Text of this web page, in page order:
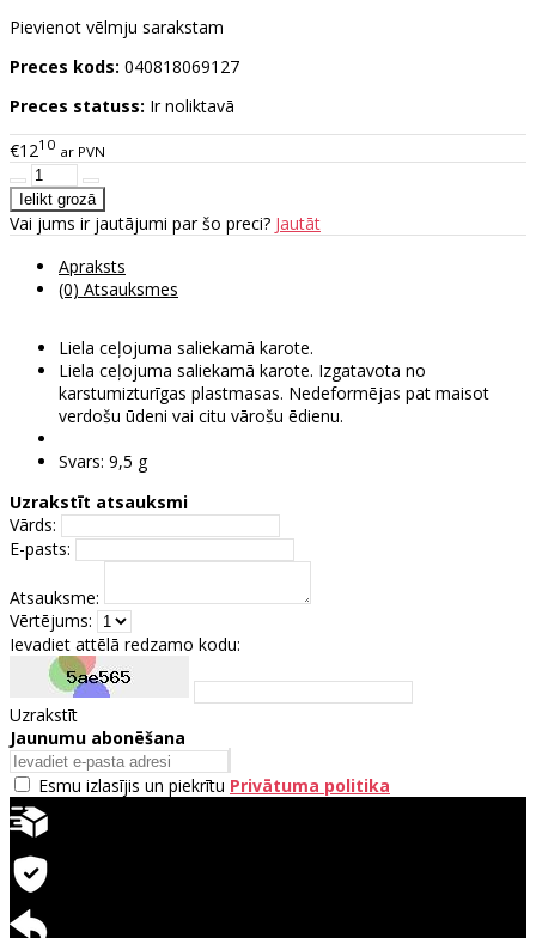
Pievienot vēlmju sarakstam
Preces kods: 040818069127
Preces statuss: Ir noliktavā
€1210 ar PVN
Vai jums ir jautājumi par šo preci? Jautāt
Apraksts
(0) Atsauksmes
Liela ceļojuma saliekamā karote.
Liela ceļojuma saliekamā karote. Izgatavota no
karstumizturīgas plastmasas. Nedeformējas pat maisot
verdošu ūdeni vai citu vārošu ēdienu.
Svars: 9,5 g
Uzrakstīt atsauksmi
Vārds:
E-pasts:
Atsauksme:
Vērtējums:
Ievadiet attēlā redzamo kodu:
Uzrakstīt
Jaunumu abonēšana
Esmu izlasījis un piekrītu Privātuma politika